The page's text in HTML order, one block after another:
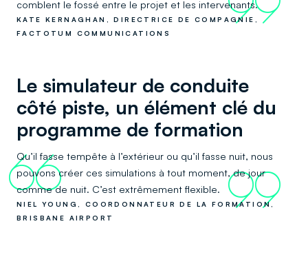
comblent le fossé entre le projet et les intervenants.
KATE KERNAGHAN, DIRECTRICE DE COMPAGNIE,
FACTOTUM COMMUNICATIONS
Le simulateur de conduite
côté piste, un élément clé du
programme de formation
Qu’il fasse tempête à l’extérieur ou qu’il fasse nuit, nous
pouvons créer ces simulations à tout moment, de jour
comme de nuit. C’est extrêmement flexible.
66 99
NIEL YOUNG, COORDONNATEUR DE LA FORMATION,
BRISBANE AIRPORT